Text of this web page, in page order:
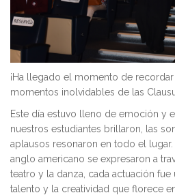
¡Ha llegado el momento de
momentos inolvidables de las
Este día estuvo lleno de emoción y
nuestros estudiantes brillaron, las
aplausos resonaron en todo el
anglo americano se expresaron a
teatro y la danza, cada actuación
talento y la creatividad que florece